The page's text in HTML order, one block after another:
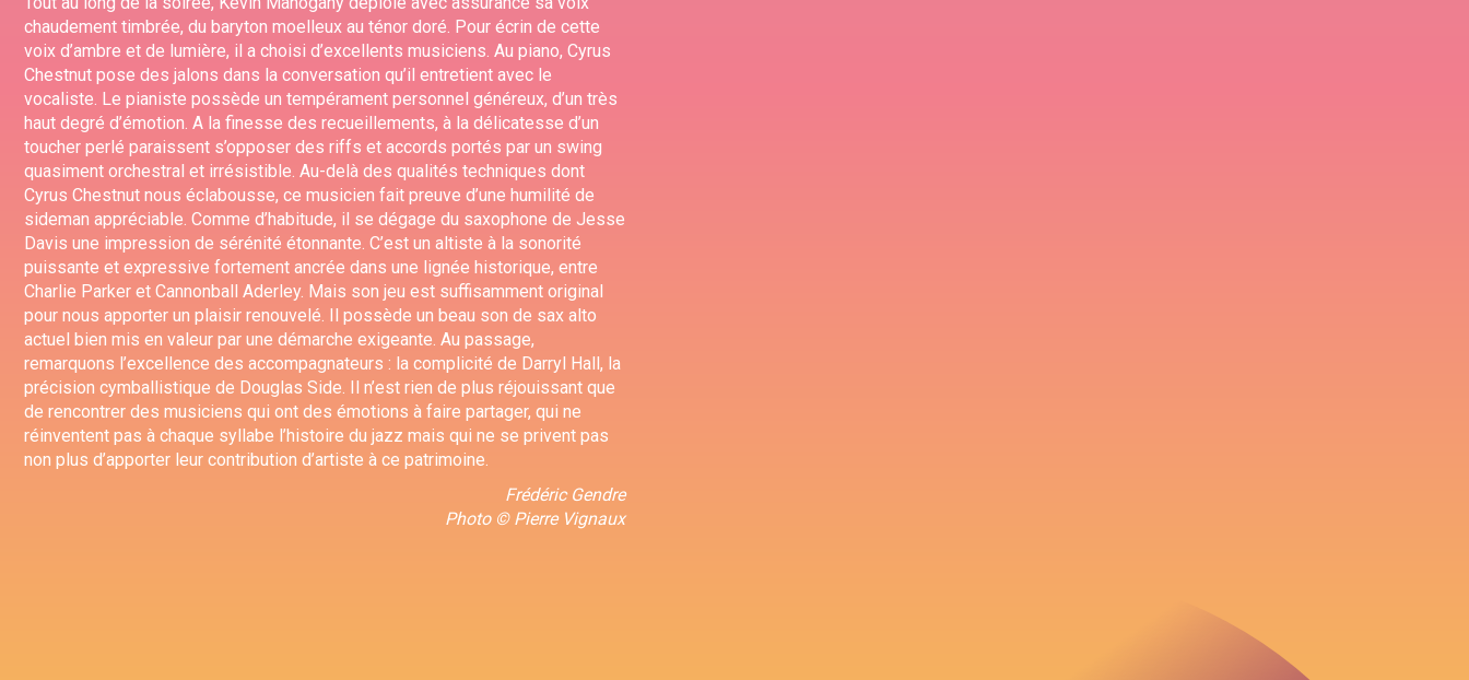
chaudement timbrée, du baryton moelleux au ténor doré. Pour écrin de cette
voix d’ambre et de lumière, il a choisi d’excellents musiciens. Au piano, Cyrus
Chestnut pose des jalons dans la conversation qu’il entretient avec le
vocaliste. Le pianiste possède un tempérament personnel généreux, d’un très
haut degré d’émotion. A la finesse des recueillements, à la délicatesse d’un
toucher perlé paraissent s’opposer des riffs et accords portés par un swing
quasiment orchestral et irrésistible. Au-delà des qualités techniques dont
Cyrus Chestnut nous éclabousse, ce musicien fait preuve d’une humilité de
sideman appréciable. Comme d’habitude, il se dégage du saxophone de Jesse
Davis une impression de sérénité étonnante. C’est un altiste à la sonorité
puissante et expressive fortement ancrée dans une lignée historique, entre
Charlie Parker et Cannonball Aderley. Mais son jeu est suffisamment original
pour nous apporter un plaisir renouvelé. Il possède un beau son de sax alto
actuel bien mis en valeur par une démarche exigeante. Au passage,
remarquons l’excellence des accompagnateurs : la complicité de Darryl Hall, la
précision cymballistique de Douglas Side. Il n’est rien de plus réjouissant que
de rencontrer des musiciens qui ont des émotions à faire partager, qui ne
réinventent pas à chaque syllabe l’histoire du jazz mais qui ne se privent pas
non plus d’apporter leur contribution d’artiste à ce patrimoine.
Frédéric Gendre
Photo © Pierre Vignaux